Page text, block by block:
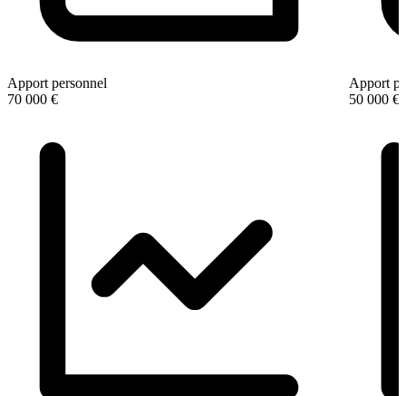
Apport personnel
70 000 €
Apport
50 000 €